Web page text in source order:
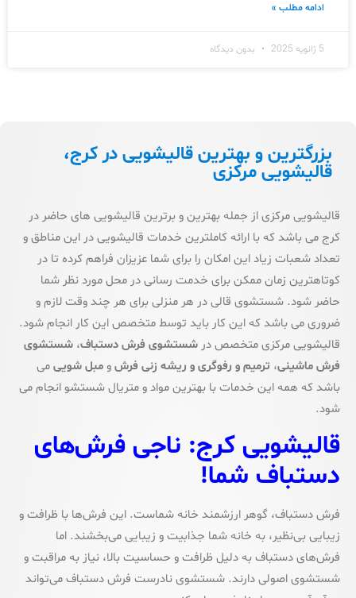
ادامه مطلب »
5 ژانویه 2025 بدون دیدگاه
بزرگترین و بهترین قالیشویی در کرج،
قالیشویی مرکزی
قالیشویی مرکزی از جمله بهترین و برترین قالیشویی های حاضر در
کرج می باشد که با ارائه کاملترین خدمات قالیشویی در این مناطق و
تعداد شعبات زیاد این امکان را برای شما عزیزان فراهم کرده تا در
کوتاهترین زمان ممکن برای خدمت رسانی در محل مورد نظر شما
حاضر شود. شستشوی قالی در هر منزلی برای هر چند وقت لازم و
ضروری می باشد که این کار باید توسط متخصص این کار انجام شود.
قالیشویی مرکزی متخصص در شستشوی فرش دستباف، شستشوی
فرش ماشینی، ترمیم و رفوگری و ریشه زنی فرشومبل شوییمی
باشد که همه این خدمات با بهترین مواد و متریال شستشو انجام می
شود.
قالیشویی کرج: ناجی فرش‌های
دستباف شما!
فرش دستباف، گوهر ارزشمند خانه شماست. این فرش‌ها با ظرافت و
زیبایی بی‌نظیر، به خانه شما جذابیت و زیبایی می‌بخشند. اما
فرش‌های دستباف به دلیل ظرافت و حساسیت بالا، نیاز به مراقبت و
شستشوی اصولی دارند. شستشوی نادرست فرش دستباف می‌تواند